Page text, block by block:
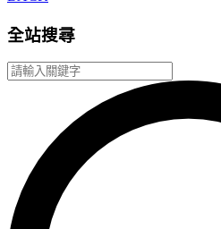
全站搜尋